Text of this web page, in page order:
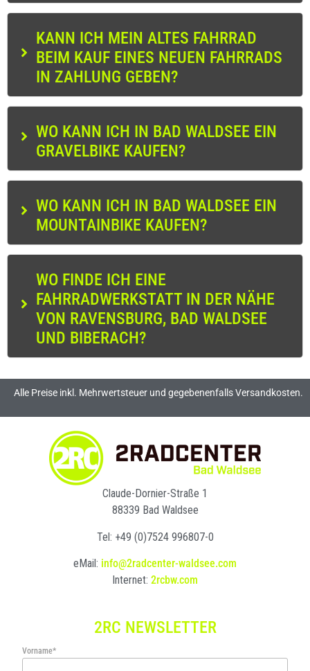
KANN ICH MEIN ALTES FAHRRAD
BEIM KAUF EINES NEUEN FAHRRADS
IN ZAHLUNG GEBEN?
WO KANN ICH IN BAD WALDSEE EIN
GRAVELBIKE KAUFEN?
WO KANN ICH IN BAD WALDSEE EIN
MOUNTAINBIKE KAUFEN?
WO FINDE ICH EINE
FAHRRADWERKSTATT IN DER NÄHE
VON RAVENSBURG, BAD WALDSEE
UND BIBERACH?
Alle Preise inkl. Mehrwertsteuer und gegebenenfalls Versandkosten.
Claude-Dornier-Straße 1
88339 Bad Waldsee
Tel: +49 (0)7524 996807-0
eMail: info@2radcenter-waldsee.com
Internet: 2rcbw.com
2RC NEWSLETTER
Vorname*